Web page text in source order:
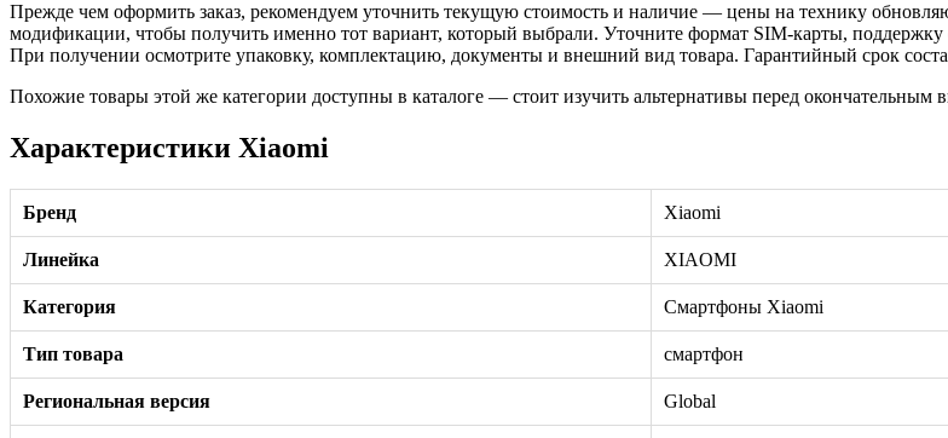
Прежде чем оформить заказ, рекомендуем уточнить текущую стоимость и наличие — цены на технику
модификации, чтобы получить именно тот вариант, который выбрали. Уточните формат SIM-карты,
При получении осмотрите упаковку, комплектацию, документы и внешний вид товара. Гарантийный срок
Похожие товары этой же категории доступны в каталоге — стоит изучить альтернативы перед окончательным
Характеристики Xiaomi
Бренд Xiaomi
Линейка XIAOMI
Категория Смартфоны Xiaomi
Тип товара смартфон
Региональная версия Global